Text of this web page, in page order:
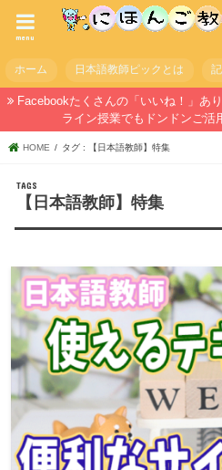
menu
ホーム 日本語教師ピックとは
Facebookたくさんの「いいね！」あ
ライン授業でもドンドンご活
HOME タグ : 【日本語教師】特集
【日本語教師】特集